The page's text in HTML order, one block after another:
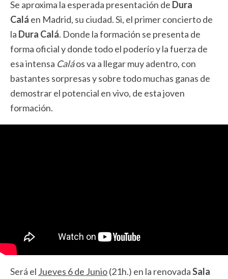
Se aproxima la esperada presentación de Dura
Calá en Madrid, su ciudad. Si, el primer concierto de
la Dura Calá. Donde la formación se presenta de
forma oficial y donde todo el poderío y la fuerza de
esa intensa Caláos va a llegar muy adentro, con
bastantes sorpresas y sobre todo muchas ganas de
demostrar el potencial en vivo, de esta joven
formación.
Será el Jueves 6 de Junio(21h.) en la renovadaSala